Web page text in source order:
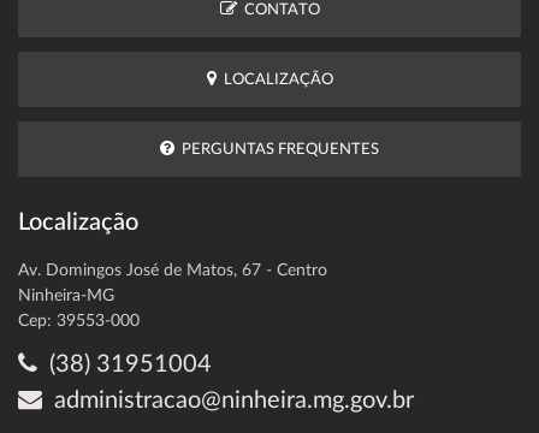
CONTATO
LOCALIZAÇÃO
PERGUNTAS FREQUENTES
Localização
Av. Domingos José de Matos, 67 - Centro
Ninheira-MG
Cep: 39553-000
(38) 31951004
administracao@ninheira.mg.gov.br